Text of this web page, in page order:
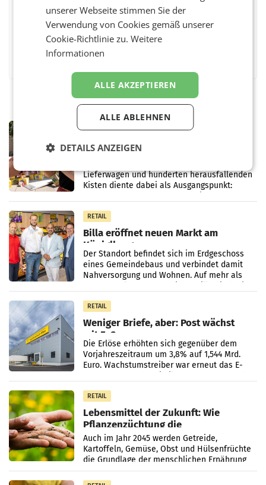
Facebook Twitter
Stibitzer inszeniert Spritz-Party in
Wien
Lieferwagen und hunderten herausfallenden
Kisten diente dabei als Ausgangspunkt:
RETAIL
Billa eröffnet neuen Markt am
Küniglberg
Der Standort befindet sich im Erdgeschoss
eines Gemeindebaus und verbindet damit
Nahversorgung und Wohnen. Auf mehr als
RETAIL
Weniger Briefe, aber: Post wächst
mit E-Commerce
Die Erlöse erhöhten sich gegenüber dem
Vorjahreszeitraum um 3,8% auf 1,544 Mrd.
Euro. Wachstumstreiber war erneut das E-
RETAIL
Lebensmittel der Zukunft: Wie
Pflanzenzüchtung die
Ernährungssicherheit sichert
Auch im Jahr 2045 werden Getreide,
Kartoffeln, Gemüse, Obst und Hülsenfrüchte
die Grundlage der menschlichen Ernährung
bilden. Allerdings verändern sich die
Eigenschaften der Pflanzen
unserer Webseite stimmen Sie der
Verwendung von Cookies gemäß unserer
Cookie-Richtlinie zu.Weitere
Informationen
ALLE AKZEPTIEREN
ALLE ABLEHNEN
DETAILS ANZEIGEN